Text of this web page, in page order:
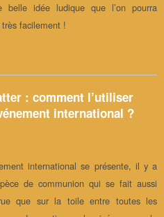
belle idée ludique que l’on pourra
facilement !
: comment l’utiliser
international ?
international se présente, il y a
de communion qui se fait aussi
que sur la toile entre toutes les